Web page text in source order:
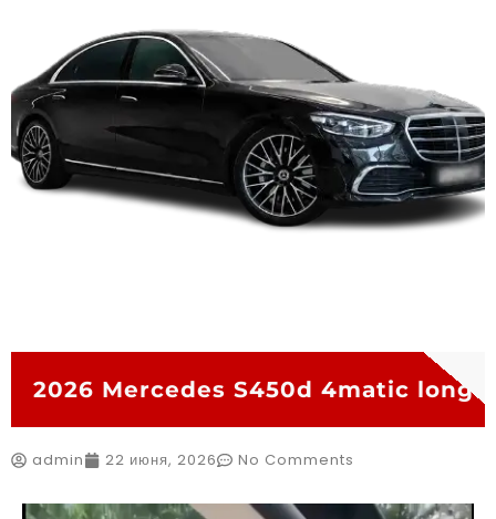
2026 Mercedes S450d 4matic long
admin 22 июня, 2026 No Comments